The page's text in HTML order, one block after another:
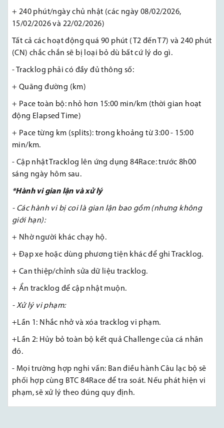
+ 240 phút/ngày chủ nhật (các ngày 08/02/2026,
15/02/2026 và 22/02/2026)
Tất cả các hoạt động quá 90 phút (T2 đến T7) và 240 phút
(CN) chắc chắn sẽ bị loại bỏ dù bất cứ lý do gì.
- Tracklog phải có đầy đủ thông số:
+ Quãng đường (km)
+ Pace toàn bộ: nhỏ hơn 15:00 min/km (thời gian hoạt
động Elapsed Time)
+ Pace từng km (splits): trong khoảng từ 3:00 - 15:00
min/km.
- Cập nhật Tracklog lên ứng dụng 84Race: trước 8h00
sáng ngày hôm sau.
*Hành vi gian lận và xử lý
- Các hành vi bị coi là gian lận bao gồm (nhưng không
giới hạn):
+ Nhờ người khác chạy hộ.
+ Đạp xe hoặc dùng phương tiện khác để ghi Tracklog.
+ Can thiệp/chỉnh sửa dữ liệu tracklog.
+ Ẩn tracklog để cập nhật muộn.
- Xử lý vi phạm:
+Lần 1: Nhắc nhở và xóa tracklog vi phạm.
+Lần 2: Hủy bỏ toàn bộ kết quả Challenge của cá nhân
đó.
- Mọi trường hợp nghi vấn: Ban điều hành Câu lạc bộ sẽ
phối hợp cùng BTC 84Race để tra soát. Nếu phát hiện vi
phạm, sẽ xử lý theo đúng quy định.